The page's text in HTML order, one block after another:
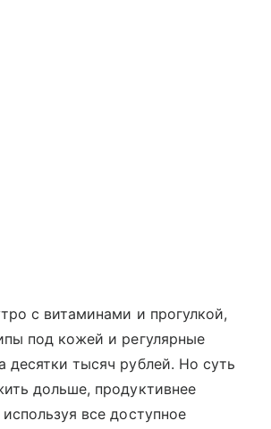
с витаминами и прогулкой,
под кожей и регулярные
десятки тысяч рублей. Но суть
дольше, продуктивнее
все доступное